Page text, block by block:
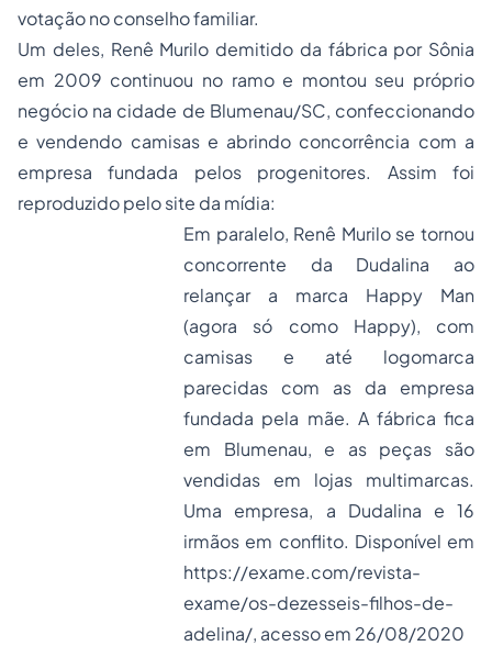
votação no conselho familiar.
Um deles, Renê Murilo demitido da fábrica por Sônia
em 2009 continuou no ramo e montou seu próprio
negócio na cidade de Blumenau/SC, confeccionando
e vendendo camisas e abrindo concorrência com a
empresa fundada pelos progenitores. Assim foi
reproduzido pelo site da mídia:
Em paralelo, Renê Murilo se tornou
concorrente da Dudalina ao
relançar a marca Happy Man
(agora só como Happy), com
camisas e até logomarca
parecidas com as da empresa
fundada pela mãe. A fábrica fica
em Blumenau, e as peças são
vendidas em lojas multimarcas.
Uma empresa, a Dudalina e 16
irmãos em conflito. Disponível em
https://exame.com/revista-
exame/os-dezesseis-filhos-de-
adelina/, acesso em 26/08/2020